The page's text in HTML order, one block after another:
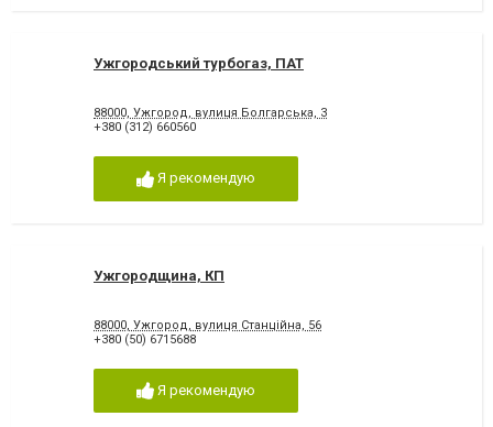
Ужгородський турбогаз, ПАТ
88000, Ужгород, вулиця Болгарська, 3
+380 (312) 660560
Я рекомендую
Ужгородщина, КП
88000, Ужгород, вулиця Станційна, 56
+380 (50) 6715688
Я рекомендую